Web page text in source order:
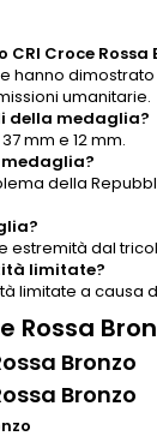
Croce Rossa
hanno
umanitarie.
della medaglia?
mm e 12 mm.
della
estremità dal
limitate?
limitate a causa
Rossa
Bronzo
Bronzo